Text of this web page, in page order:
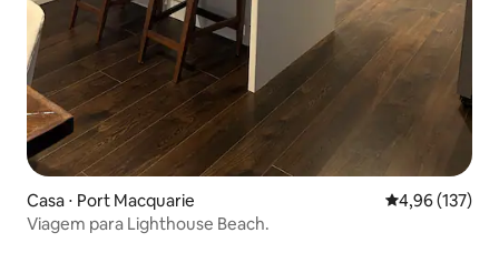
Casa ⋅ Port Macquarie 4,96 de uma
4,96 (137)
Viagem para Lighthouse Beach.